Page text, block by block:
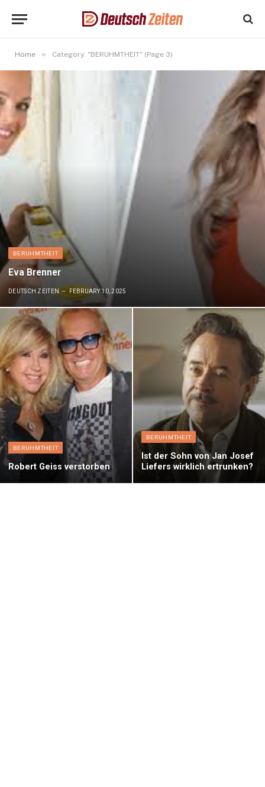
Home » Category: "BERUHMTHEIT" (Page 3)
BERUHMTHEIT
Eva Brenner
DEUTSCH ZEITEN FEBRUARY 10, 2025
BERUHMTHEIT
Robert Geiss verstorben
BERUHMTHEIT
Ist der Sohn von Jan Josef
Liefers wirklich ertrunken?